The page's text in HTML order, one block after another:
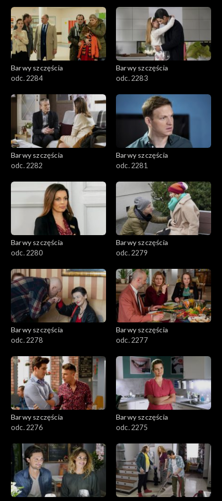
Barwy szczęścia
odc. 2284
Barwy szczęścia
odc. 2283
Barwy szczęścia
odc. 2282
Barwy szczęścia
odc. 2281
Barwy szczęścia
odc. 2280
Barwy szczęścia
odc. 2279
Barwy szczęścia
odc. 2278
Barwy szczęścia
odc. 2277
Barwy szczęścia
odc. 2276
Barwy szczęścia
odc. 2275